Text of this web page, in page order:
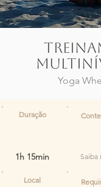
Yoga
Duração
1h 15min Saiba
Local